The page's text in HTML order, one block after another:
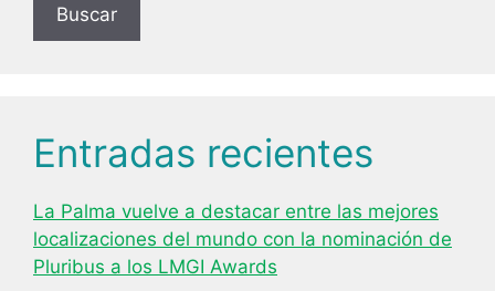
Buscar
Entradas recientes
La Palma vuelve a destacar entre las mejores
localizaciones del mundo con la nominación de
Pluribus a los LMGI Awards